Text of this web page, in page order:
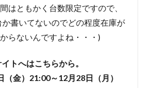
はともかく台数限定ですので、
書いてないのでどの程度在庫が
らないんですよね・・・)
トへはこちらから。
金）21:00～12月28日（月）